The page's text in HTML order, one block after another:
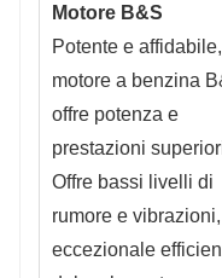
Motore B&S
Potente e affidabile,
motore a benzina
offre potenza e
prestazioni
Offre bassi livelli di
rumore e vibrazioni,
eccezionale